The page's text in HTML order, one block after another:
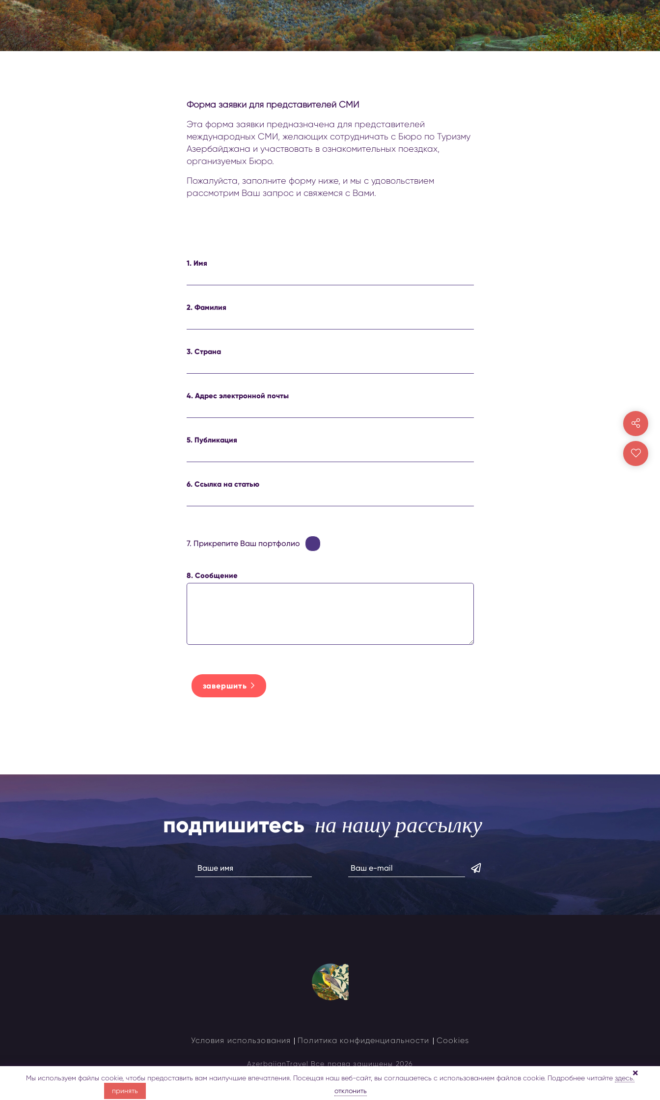
национальные парки
пеший туризм в Азербайджане
отдых и приключения на свежем воздухе
отдых на природе с детьми
культурное просвещение детей
кулинария для детей
медицинский туризм
оздоровительные центры
Форма заявки для представителей СМИ
Эта форма заявки предназначена для представителей
международных СМИ, желающих сотрудничать с Бюро по Туризму
Азербайджана и участвовать в ознакомительных поездках,
организуемых Бюро.
Пожалуйста, заполните форму ниже, и мы с удовольствием
рассмотрим Ваш запрос и свяжемся с Вами.
1. Имя
2. Фамилия
3. Страна
4. Адрес электронной почты
5. Публикация
6. Ссылка на статью
7. Прикрепите Ваш портфолио
8. Сообщение
завершить
подпишитесь на нашу рассылку
Условия использования Политика конфиденциальности Cookies
AzerbaijanTravel Все права защищены 2026
Мы используем файлы cookie, чтобы предоставить вам наилучшие впечатления. Посещая наш веб-сайт, вы соглашаетесь с использованием файлов cookie. Подробнее читайте здесь.
принять
отклонить